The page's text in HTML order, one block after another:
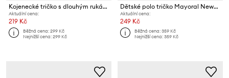
Kojenecké tričko s dlouhým rukávem Mayoral Newborn
Aktuální cena:
219 Kč
Běžná cena:299 Kč
Nejnižší cena:299 Kč
Dětské polo tričko Mayoral Newborn
Aktuální cena:
249 Kč
Běžná cena:359 Kč
Nejnižší cena:359 Kč